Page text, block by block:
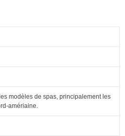
modèles de spas, principalement les
amériaine.